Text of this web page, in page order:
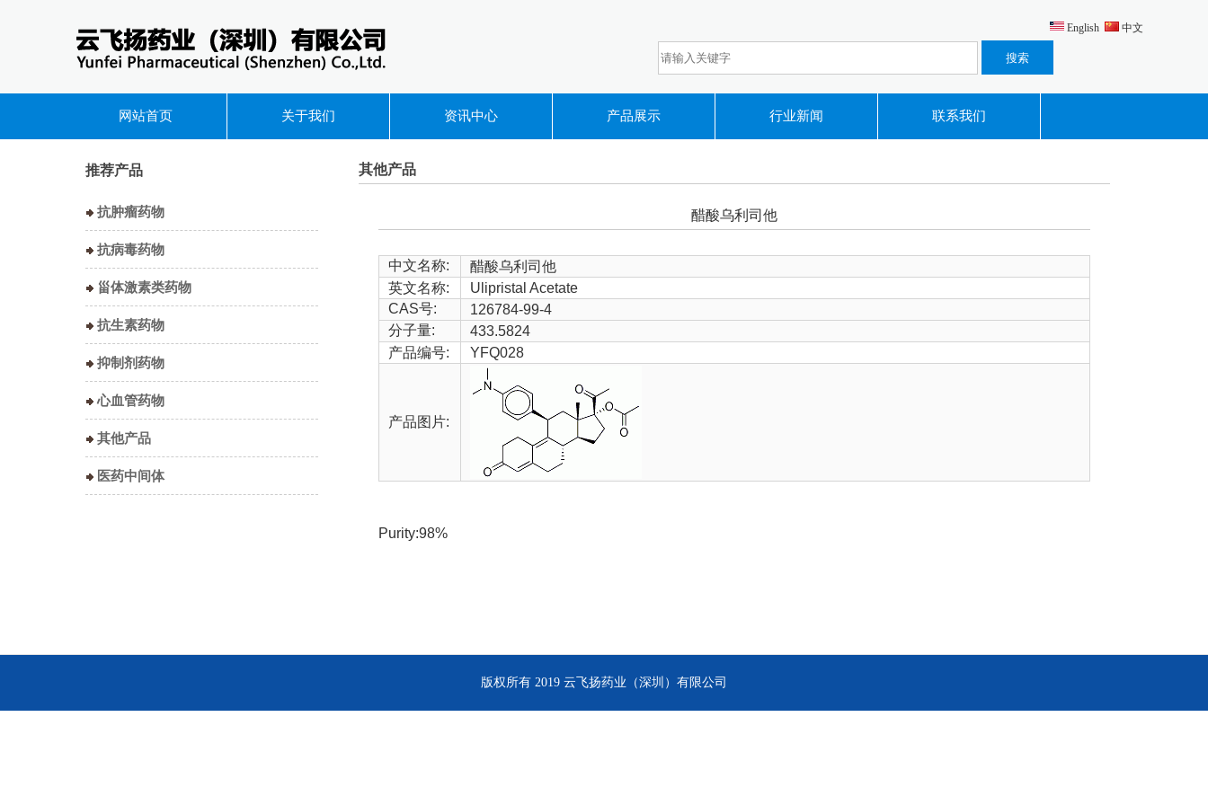
English 中文
网站首页 关于我们 资讯中心 产品展示 行业新闻 联系我们
推荐产品
抗肿瘤药物
抗病毒药物
甾体激素类药物
抗生素药物
抑制剂药物
心血管药物
其他产品
医药中间体
其他产品
醋酸乌利司他
中文名称:
醋酸乌利司他
英文名称:
Ulipristal Acetate
CAS号:
126784-99-4
分子量:
433.5824
产品编号:
YFQ028
产品图片:
Purity:98%
版权所有 2019 云飞扬药业（深圳）有限公司